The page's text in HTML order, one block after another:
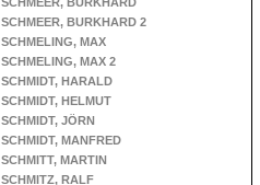
SCHMEER, BURKHARD 2
SCHMELING, MAX
SCHMELING, MAX 2
SCHMIDT, HARALD
SCHMIDT, HELMUT
SCHMIDT, JÖRN
SCHMIDT, MANFRED
SCHMITT, MARTIN
SCHMITZ, RALF